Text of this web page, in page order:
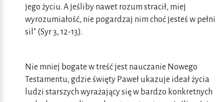
jego życiu. A jeśliby nawet rozum stracił, miej
wyrozumiałość, nie pogardzaj nim choć jesteś w pełni
sil" (Syr 3, 12-13).
Nie mniej bogate w treść jest nauczanie Nowego
Testamentu, gdzie święty Paweł ukazuje ideał życia
ludzi starszych wyrażający się w bardzo konkretnych